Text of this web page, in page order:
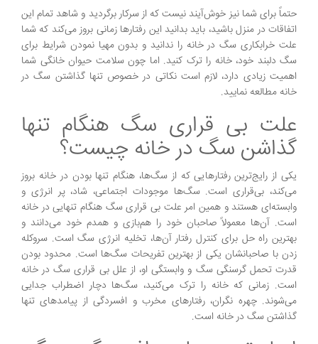
حتماً برای شما نیز خوش‌آیند نیست که از سرکار برگردید و شاهد تمام این
اتفاقات در منزل باشید، باید بدانید این رفتارها زمانی بروز می‌کند که شما
علت خرابکاری سگ در خانه را ندانید و بدون مهیا نمودن شرایط برای
سگ دلبند خود، خانه را ترک کنید. اما چون سلامت حیوان خانگی شما
اهمیت زیادی دارد، لازم است نکاتی در خصوص تنها گذاشتن سگ در
خانه مطالعه نمایید.
علت بی قراری سگ هنگام تنها
گذاشن سگ در خانه چیست؟
یکی از رایج‌ترین رفتارهایی که از سگ‌ها، هنگام تنها بودن در خانه بروز
می‌کند، بی‌‌قراری است. سگ‌ها موجودات اجتماعی، شاد، پر انرژی و
وابسته‌ای هستند و همین امر علت بی قراری سگ هنگام تنهایی در خانه
است. آن‌ها معمولاً صاحبان خود را هم‌بازی و همدم خود می‌دانند و
بهترین راه حل برای کنترل رفتار آن‌ها، تخلیه انرژی سگ است. سروکله
زدن با صاحبانشان یکی از بهترین تفریحات سگ‌ها است. محدود بودن
قدرت تحمل گرسنگی سگ و وابستگی او، از علل بی قراری سگ در خانه
است. زمانی که خانه را ترک می‌کنید، سگ‌ها دچار اضطراب جدایی
می‌شوند. چهره نگران، رفتارهای مخرب و افسردگی از پیامدهای تنها
گذاشتن سگ در خانه است.